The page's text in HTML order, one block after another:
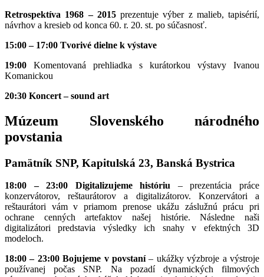
Retrospektíva 1968 – 2015prezentuje výber z malieb, tapisérií,
návrhov a kresieb od konca 60. r. 20. st. po súčasnosť.
15:00 – 17:00 Tvorivé dielne k výstave
19:00 Komentovaná prehliadka s kurátorkou výstavy Ivanou
Komanickou
20:30 Koncert – sound art
Múzeum Slovenského národného
povstania
Pamätník SNP, Kapitulská 23, Banská Bystrica
18:00 – 23:00 Digitalizujeme históriu – prezentácia práce
konzervátorov, reštaurátorov a digitalizátorov. Konzervátori a
reštaurátori vám v priamom prenose ukážu záslužnú prácu pri
ochrane cenných artefaktov našej histórie. Následne naši
digitalizátori predstavia výsledky ich snahy v efektných 3D
modeloch.
18:00 – 23:00 Bojujeme v povstaní– ukážky výzbroje a výstroje
používanej počas SNP. Na pozadí dynamických filmových